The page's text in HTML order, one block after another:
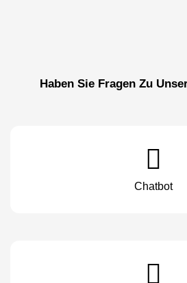
Haben Sie Fragen Zu
Chatbot